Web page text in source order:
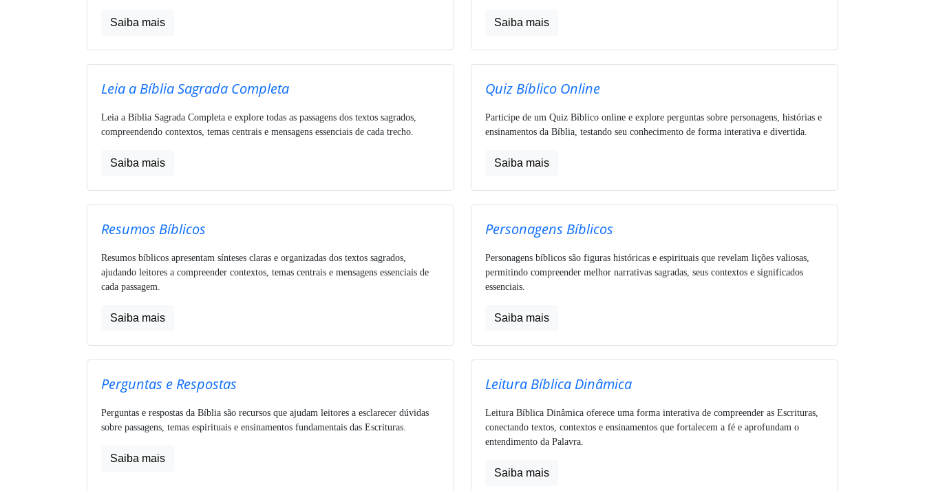
Saiba mais Saiba mais
Leia a Bíblia Sagrada Completa
Leia a Bíblia Sagrada Completa e explore todas as passagens dos textos sagrados,
compreendendo contextos, temas centrais e mensagens essenciais de cada trecho.
Saiba mais
Quiz Bíblico Online
Participe de um Quiz Bíblico online e explore perguntas sobre personagens, histórias e
ensinamentos da Bíblia, testando seu conhecimento de forma interativa e divertida.
Saiba mais
Resumos Bíblicos
Resumos bíblicos apresentam sínteses claras e organizadas dos textos sagrados,
ajudando leitores a compreender contextos, temas centrais e mensagens essenciais de
cada passagem.
Saiba mais
Personagens Bíblicos
Personagens bíblicos são figuras históricas e espirituais que revelam lições valiosas,
permitindo compreender melhor narrativas sagradas, seus contextos e significados
essenciais.
Saiba mais
Perguntas e Respostas
Perguntas e respostas da Bíblia são recursos que ajudam leitores a esclarecer dúvidas
sobre passagens, temas espirituais e ensinamentos fundamentais das Escrituras.
Saiba mais
Leitura Bíblica Dinâmica
Leitura Bíblica Dinâmica oferece uma forma interativa de compreender as Escrituras,
conectando textos, contextos e ensinamentos que fortalecem a fé e aprofundam o
entendimento da Palavra.
Saiba mais